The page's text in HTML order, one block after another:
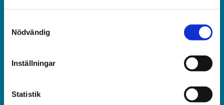
Nödvändig
Inställningar
Statistik
018-430 40 00
Kundservice:
(kl 10–12, 14–16)